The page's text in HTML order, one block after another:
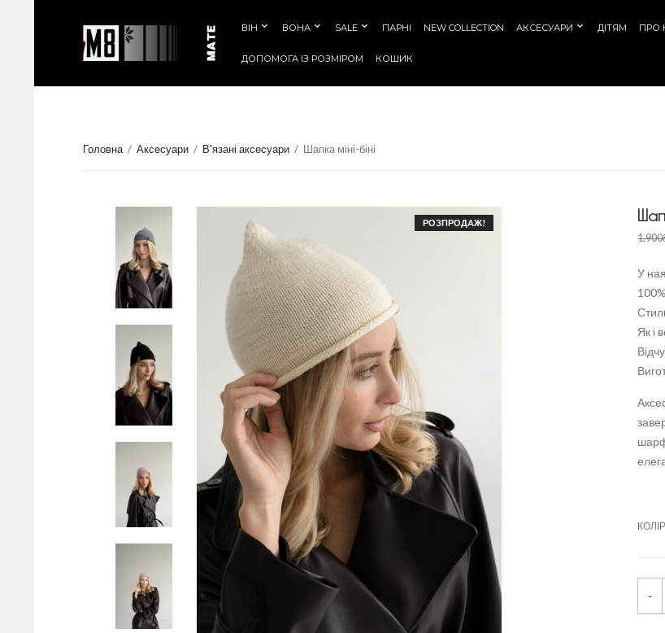
ВІН ВОНА SALE ПАРНІ NEW COLLECTION АКСЕСУАРИ ДІТЯМ ПРО
ДОПОМОГА IЗ РОЗМIРОМ КОШИК
Головна / Аксесуари / В'язані аксесуари / Шапка міні-біні
РОЗПРОДАЖ!
1,900
У
Як і
КОЛІР
п
-